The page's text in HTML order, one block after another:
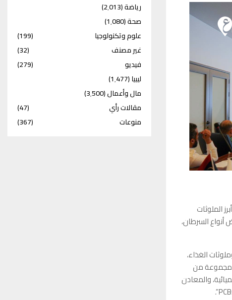
الملوثات
أنواع السرطان،
الغذاء،
مجموعة من
والمعادن
رياضة(2٬013)
صحة(1٬080)
علوم وتكنولوجيا
(199)
غير مصنف
(32)
فيديو
(279)
ليبيا(1٬477)
مال وأعمال(3٬500)
مقالات رأي
(47)
منوعات
(367)